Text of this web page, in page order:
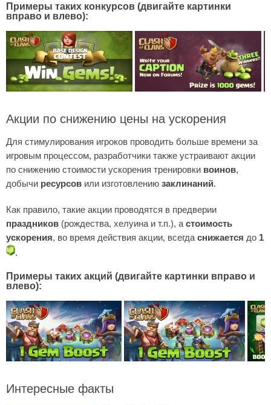
Примеры таких конкурсов (двигайте картинки
вправо и влево):
Акции по снижению цены на ускорения
Для стимулирования игроков проводить больше времени за
игровым процессом, разработчики также устраивают акции
по снижению стоимости ускорения тренировки воинов,
добычи ресурсов или изготовлению заклинаний.
Как правило, такие акции проводятся в предверии
праздников (рождества, хелуина и т.п.), а стоимость
ускорения, во время действия акции, всегда снижается до 1
.
Примеры таких акций (двигайте картинки вправо и
влево):
Интересные факты